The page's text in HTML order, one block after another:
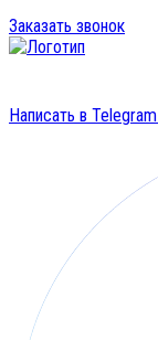
Заказать звонок
Написать в Telegram